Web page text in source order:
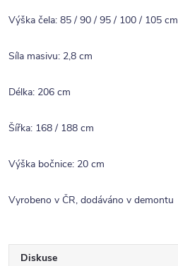
Výška čela: 85 / 90 / 95 / 100 / 105 cm
Síla masivu: 2,8 cm
Délka: 206 cm
Šířka: 168 / 188 cm
Výška bočnice: 20 cm
Vyrobeno v ČR, dodáváno v demontu
Diskuse